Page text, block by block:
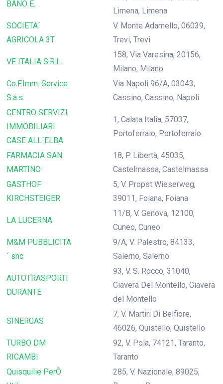
BANO E.
Limena, Limena
SOCIETA´
AGRICOLA 3T
V. Monte Adamello, 06039,
Trevi, Trevi
VF ITALIA S.R.L.
158, Via Varesina, 20156,
Milano, Milano
Co.F.Imm. Service
S.a.s.
Via Napoli 96/A, 03043,
Cassino, Cassino, Napoli
CENTRO SERVIZI
IMMOBILIARI
CASE ALL´ELBA
1, Calata Italia, 57037,
Portoferraio, Portoferraio
FARMACIA SAN
MARTINO
18, P. Libertà, 45035,
Castelmassa, Castelmassa
GASTHOF
KIRCHSTEIGER
5, V. Propst Wieserweg,
39011, Foiana, Foiana
LA LUCERNA
11/B, V. Genova, 12100,
Cuneo, Cuneo
M&M PUBBLICITA
´ snc
9/A, V. Palestro, 84133,
Salerno, Salerno
AUTOTRASPORTI
DURANTE
93, V. S. Rocco, 31040,
Giavera Del Montello, Giavera
del Montello
SINERGAS
7, V. Martiri Di Belfiore,
46026, Quistello, Quistello
TURBO DM
RICAMBI
92, V. Pola, 74121, Taranto,
Taranto
Quisquilie PerÒ
285, V. Nazionale, 89025,